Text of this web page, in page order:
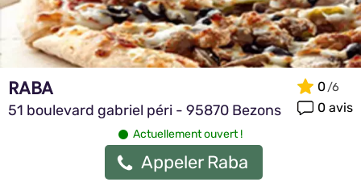
RABA
51 boulevard gabriel péri - 95870 Bezons
0
0 avis
Actuellement ouvert !
Appeler Raba